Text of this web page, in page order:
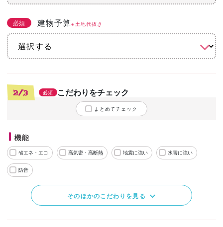
必須 建物予算※土地代抜き
2/3 必須 こだわりをチェック
まとめてチェック
機能
省エネ・エコ 高気密・高断熱 地震に強い 水害に強い
防音
そのほかのこだわりを見る